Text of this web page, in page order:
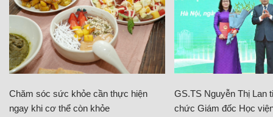
Chăm sóc sức khỏe cần thực hiện
ngay khi cơ thể còn khỏe
GS.TS Nguyễn Thị Lan
chức Giám đốc Học